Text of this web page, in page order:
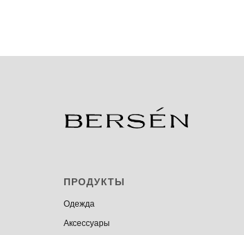
ПРОДУКТЫ
Одежда
Аксессуары